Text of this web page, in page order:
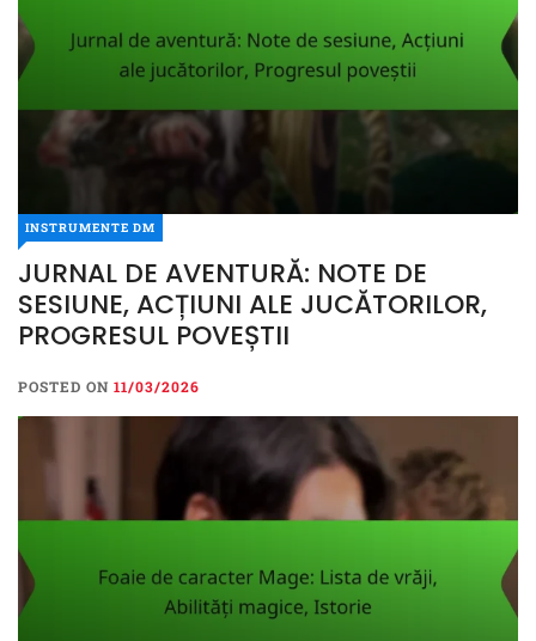
INSTRUMENTE DM
JURNAL DE AVENTURĂ: NOTE DE
SESIUNE, ACȚIUNI ALE JUCĂTORILOR,
PROGRESUL POVEȘTII
POSTED ON 11/03/2026